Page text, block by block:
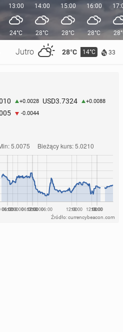
Jutro 28°C 14°C 33
13:00
24°C
14:00
28°C
15:00
28°C
16:00
28°C
+0.0028 USD3.7324 +0.0088
-0.0044
Źródło: currencybeacon.com